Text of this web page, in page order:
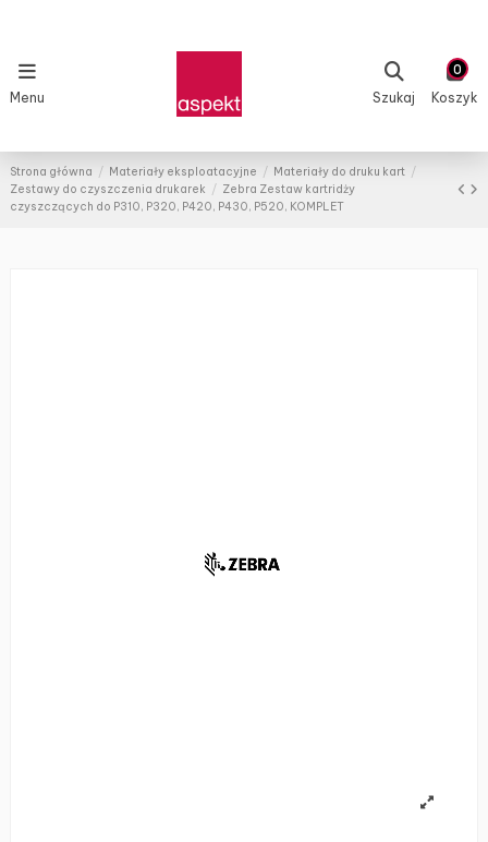
Menu Szukaj
0
Koszyk
Strona główna Materiały eksploatacyjne
Materiały do druku kart
Zestawy do czyszczenia drukarek
Zebra Zestaw kartridży
czyszczących do P310, P320, P420, P430, P520, KOMPLET